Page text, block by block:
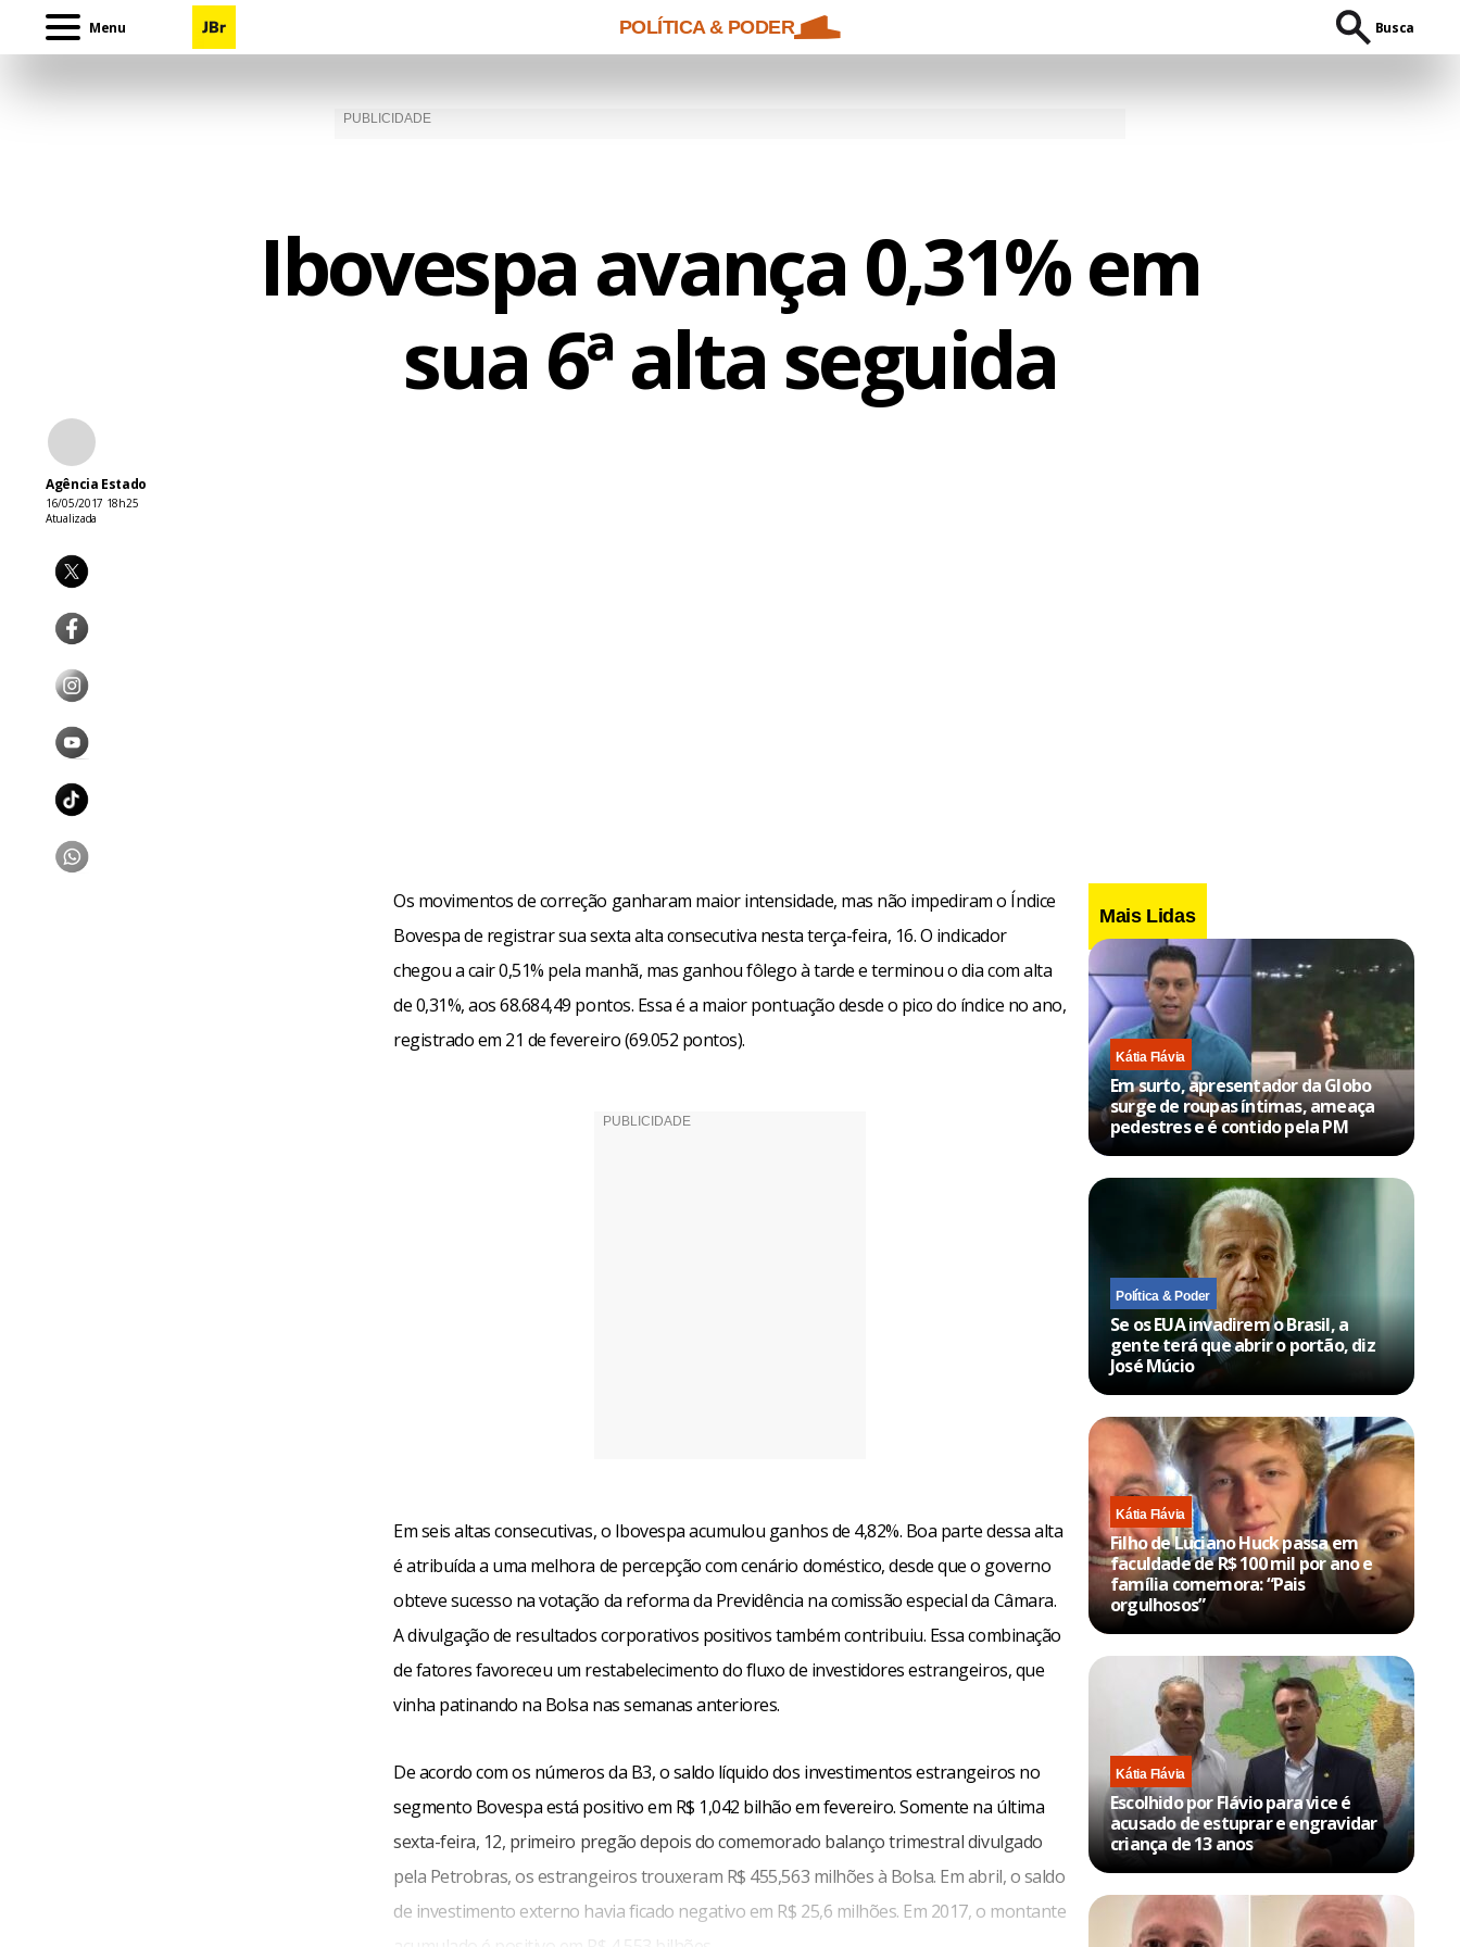
Menu POLÍTICA & PODER Busca
Ibovespa avança 0,31% em
sua 6ª alta seguida
Agência Estado
16/05/2017 18h25
Atualizada
Os movimentos de correção ganharam maior intensidade, mas não impediram o Índice
Bovespa de registrar sua sexta alta consecutiva nesta terça-feira, 16. O indicador
chegou a cair 0,51% pela manhã, mas ganhou fôlego à tarde e terminou o dia com alta
de 0,31%, aos 68.684,49 pontos. Essa é a maior pontuação desde o pico do índice no ano,
registrado em 21 de fevereiro (69.052 pontos).
Em seis altas consecutivas, o Ibovespa acumulou ganhos de 4,82%. Boa parte dessa alta
é atribuída a uma melhora de percepção com cenário doméstico, desde que o governo
obteve sucesso na votação da reforma da Previdência na comissão especial da Câmara.
A divulgação de resultados corporativos positivos também contribuiu. Essa combinação
de fatores favoreceu um restabelecimento do fluxo de investidores estrangeiros, que
vinha patinando na Bolsa nas semanas anteriores.
De acordo com os números da B3, o saldo líquido dos investimentos estrangeiros no
segmento Bovespa está positivo em R$ 1,042 bilhão em fevereiro. Somente na última
sexta-feira, 12, primeiro pregão depois do comemorado balanço trimestral divulgado
pela Petrobras, os estrangeiros trouxeram R$ 455,563 milhões à Bolsa. Em abril, o saldo
de investimento externo havia ficado negativo em R$ 25,6 milhões. Em 2017, o montante
Mais Lidas
Kátia Flávia
Em surto, apresentador da Globo
surge de roupas íntimas, ameaça
pedestres e é contido pela PM
Política & Poder
Se os EUA invadirem o Brasil, a
gente terá que abrir o portão, diz
José Múcio
Kátia Flávia
Filho de Luciano Huck passa em
faculdade de R$ 100 mil por ano e
família comemora: “Pais
orgulhosos”
Kátia Flávia
Escolhido por Flávio para vice é
acusado de estuprar e engravidar
criança de 13 anos